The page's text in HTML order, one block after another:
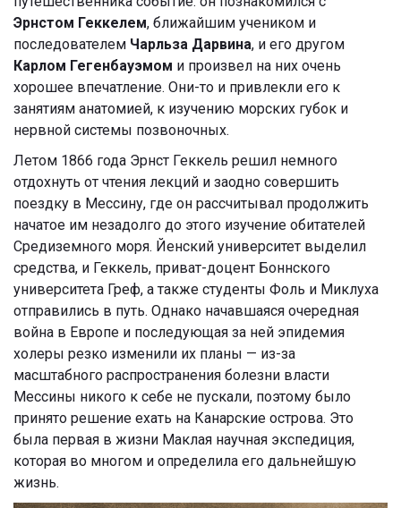
Эрнстом Геккелем, ближайшим учеником и
последователем Чарльза Дарвина, и его другом
Карлом Гегенбауэмом и произвел на них очень
хорошее впечатление. Они-то и привлекли его к
занятиям анатомией, к изучению морских губок и
нервной системы позвоночных.
Летом 1866 года Эрнст Геккель решил немного
отдохнуть от чтения лекций и заодно совершить
поездку в Мессину, где он рассчитывал продолжить
начатое им незадолго до этого изучение обитателей
Средиземного моря. Йенский университет выделил
средства, и Геккель, приват-доцент Боннского
университета Греф, а также студенты Фоль и Миклуха
отправились в путь. Однако начавшаяся очередная
война в Европе и последующая за ней эпидемия
холеры резко изменили их планы — из-за
масштабного распространения болезни власти
Мессины никого к себе не пускали, поэтому было
принято решение ехать на Канарские острова. Это
была первая в жизни Маклая научная экспедиция,
которая во многом и определила его дальнейшую
жизнь.